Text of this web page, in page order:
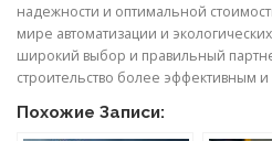
надежности и оптимальной
мире автоматизации и
широкий выбор и правильный
строительство более эффективным
Похожие Записи: